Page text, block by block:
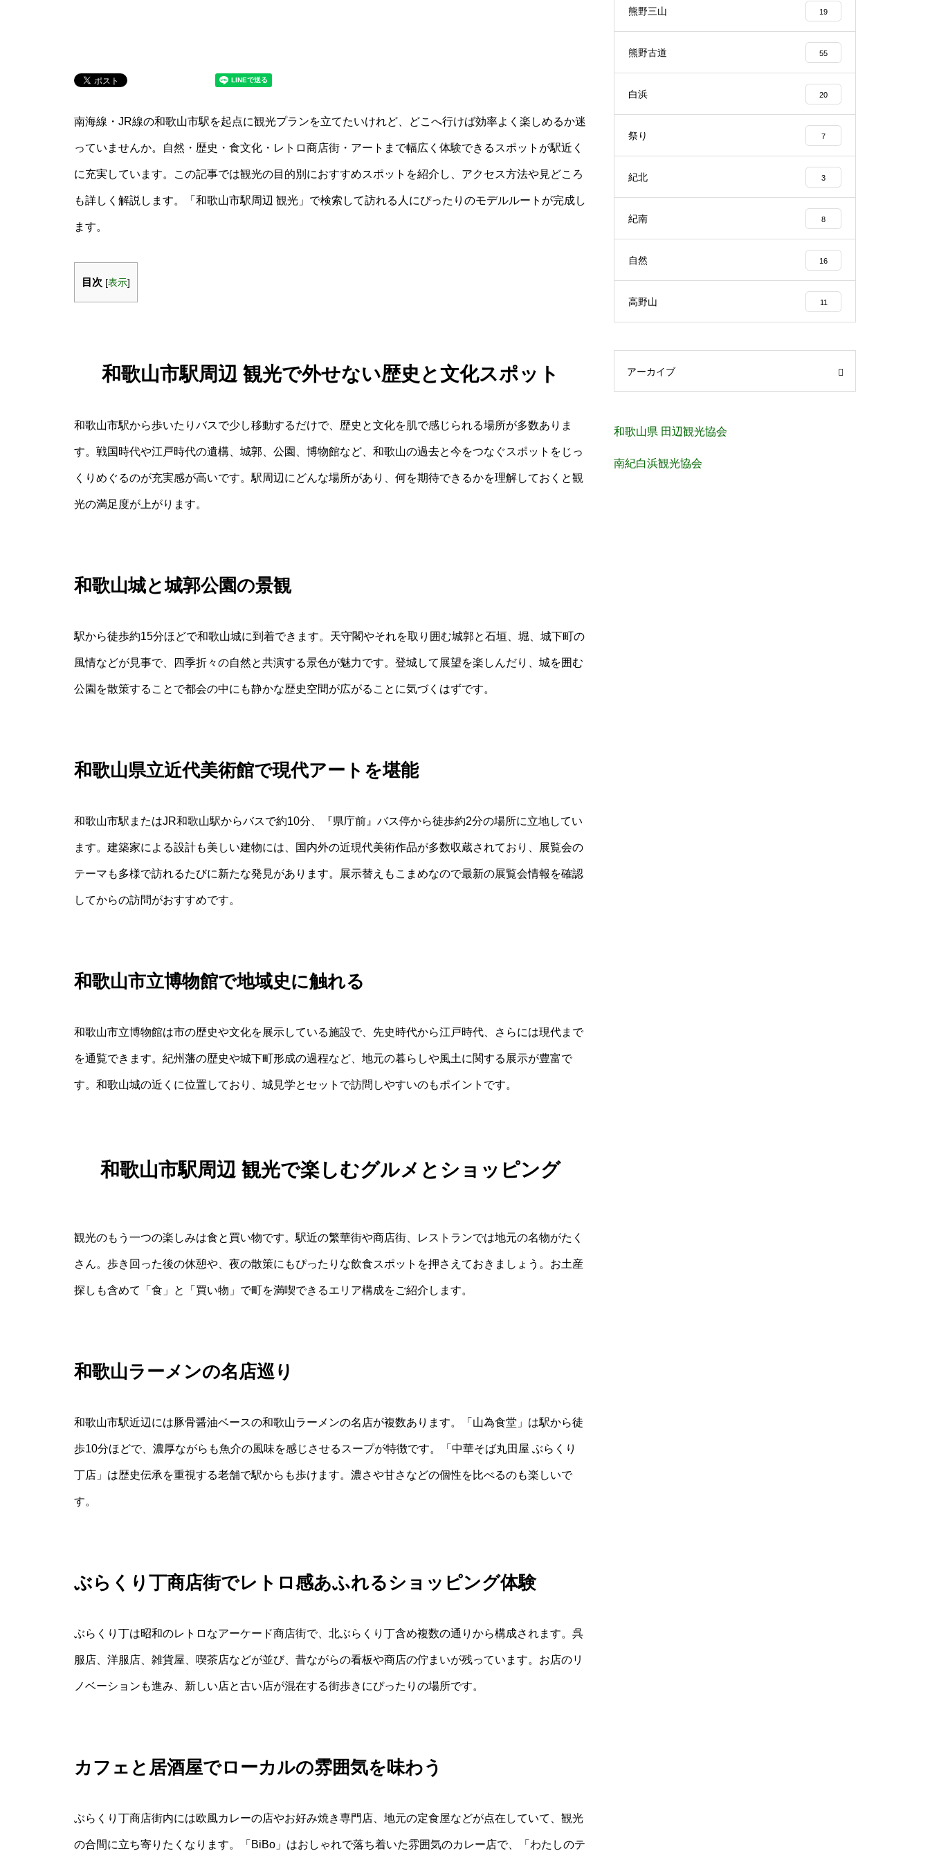
南海線・JR線の和歌山市駅を起点に観光プランを立てたいけれど、どこへ行けば効率よく楽しめるか迷
っていませんか。自然・歴史・食文化・レトロ商店街・アートまで幅広く体験できるスポットが駅近く
に充実しています。この記事では観光の目的別におすすめスポットを紹介し、アクセス方法や見どころ
も詳しく解説します。「和歌山市駅周辺 観光」で検索して訪れる人にぴったりのモデルルートが完成し
ます。
目次 [表示]
和歌山市駅周辺 観光で外せない歴史と文化スポット
和歌山市駅から歩いたりバスで少し移動するだけで、歴史と文化を肌で感じられる場所が多数ありま
す。戦国時代や江戸時代の遺構、城郭、公園、博物館など、和歌山の過去と今をつなぐスポットをじっ
くりめぐるのが充実感が高いです。駅周辺にどんな場所があり、何を期待できるかを理解しておくと観
光の満足度が上がります。
和歌山城と城郭公園の景観
駅から徒歩約15分ほどで和歌山城に到着できます。天守閣やそれを取り囲む城郭と石垣、堀、城下町の
風情などが見事で、四季折々の自然と共演する景色が魅力です。登城して展望を楽しんだり、城を囲む
公園を散策することで都会の中にも静かな歴史空間が広がることに気づくはずです。
和歌山県立近代美術館で現代アートを堪能
和歌山市駅またはJR和歌山駅からバスで約10分、『県庁前』バス停から徒歩約2分の場所に立地してい
ます。建築家による設計も美しい建物には、国内外の近現代美術作品が多数収蔵されており、展覧会の
テーマも多様で訪れるたびに新たな発見があります。展示替えもこまめなので最新の展覧会情報を確認
してからの訪問がおすすめです。
和歌山市立博物館で地域史に触れる
和歌山市立博物館は市の歴史や文化を展示している施設で、先史時代から江戸時代、さらには現代まで
を通覧できます。紀州藩の歴史や城下町形成の過程など、地元の暮らしや風土に関する展示が豊富で
す。和歌山城の近くに位置しており、城見学とセットで訪問しやすいのもポイントです。
和歌山市駅周辺 観光で楽しむグルメとショッピング
観光のもう一つの楽しみは食と買い物です。駅近の繁華街や商店街、レストランでは地元の名物がたく
さん。歩き回った後の休憩や、夜の散策にもぴったりな飲食スポットを押さえておきましょう。お土産
探しも含めて「食」と「買い物」で町を満喫できるエリア構成をご紹介します。
和歌山ラーメンの名店巡り
和歌山市駅近辺には豚骨醤油ベースの和歌山ラーメンの名店が複数あります。「山為食堂」は駅から徒
歩10分ほどで、濃厚ながらも魚介の風味を感じさせるスープが特徴です。「中華そば丸田屋 ぶらくり
丁店」は歴史伝承を重視する老舗で駅からも歩けます。濃さや甘さなどの個性を比べるのも楽しいで
す。
ぶらくり丁商店街でレトロ感あふれるショッピング体験
ぶらくり丁は昭和のレトロなアーケード商店街で、北ぶらくり丁含め複数の通りから構成されます。呉
服店、洋服店、雑貨屋、喫茶店などが並び、昔ながらの看板や商店の佇まいが残っています。お店のリ
ノベーションも進み、新しい店と古い店が混在する街歩きにぴったりの場所です。
カフェと居酒屋でローカルの雰囲気を味わう
ぶらくり丁商店街内には欧風カレーの店やお好み焼き専門店、地元の定食屋などが点在していて、観光
の合間に立ち寄りたくなります。「BiBo」はおしゃれで落ち着いた雰囲気のカレー店で、「わたしのテ
熊野三山 19
熊野古道 55
白浜 20
祭り 7
紀北 3
紀南 8
自然 16
高野山 11
アーカイブ
和歌山県 田辺観光協会
南紀白浜観光協会